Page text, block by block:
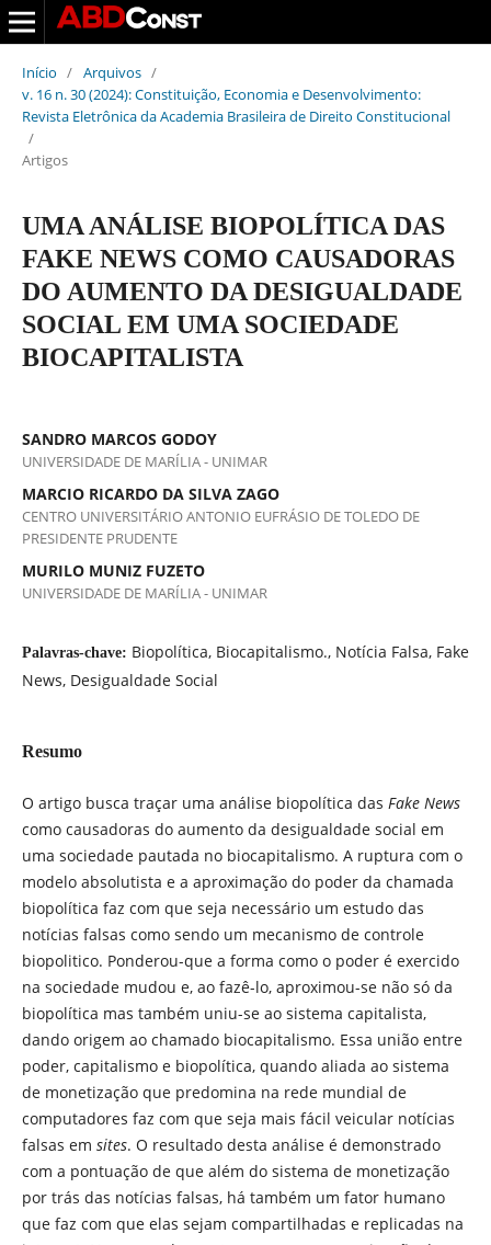
Início / Arquivos /
v. 16 n. 30 (2024): Constituição, Economia e Desenvolvimento:
Revista Eletrônica da Academia Brasileira de Direito Constitucional
/
Artigos
UMA ANÁLISE BIOPOLÍTICA DAS
FAKE NEWS COMO CAUSADORAS
DO AUMENTO DA DESIGUALDADE
SOCIAL EM UMA SOCIEDADE
BIOCAPITALISTA
SANDRO MARCOS GODOY
UNIVERSIDADE DE MARÍLIA - UNIMAR
MARCIO RICARDO DA SILVA ZAGO
CENTRO UNIVERSITÁRIO ANTONIO EUFRÁSIO DE TOLEDO DE
PRESIDENTE PRUDENTE
MURILO MUNIZ FUZETO
UNIVERSIDADE DE MARÍLIA - UNIMAR
Palavras-chave: Biopolítica, Biocapitalismo., Notícia Falsa, Fake
News, Desigualdade Social
Resumo
O artigo busca traçar uma análise biopolítica das Fake News
como causadoras do aumento da desigualdade social em
uma sociedade pautada no biocapitalismo. A ruptura com o
modelo absolutista e a aproximação do poder da chamada
biopolítica faz com que seja necessário um estudo das
notícias falsas como sendo um mecanismo de controle
biopolitico. Ponderou-que a forma como o poder é exercido
na sociedade mudou e, ao fazê-lo, aproximou-se não só da
biopolítica mas também uniu-se ao sistema capitalista,
dando origem ao chamado biocapitalismo. Essa união entre
poder, capitalismo e biopolítica, quando aliada ao sistema
de monetização que predomina na rede mundial de
computadores faz com que seja mais fácil veicular notícias
falsas em sites. O resultado desta análise é demonstrado
com a pontuação de que além do sistema de monetização
por trás das notícias falsas, há também um fator humano
que faz com que elas sejam compartilhadas e replicadas na